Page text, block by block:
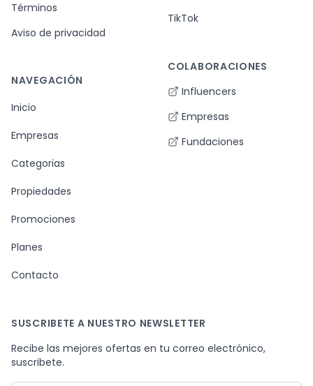
Términos
Aviso de privacidad
NAVEGACIÓN
Inicio
Empresas
Categorias
Propiedades
Promociones
Planes
Contacto
TikTok
COLABORACIONES
Influencers
Empresas
Fundaciones
SUSCRIBETE A NUESTRO NEWSLETTER
Recibe las mejores ofertas en tu correo electrónico,
suscribete.